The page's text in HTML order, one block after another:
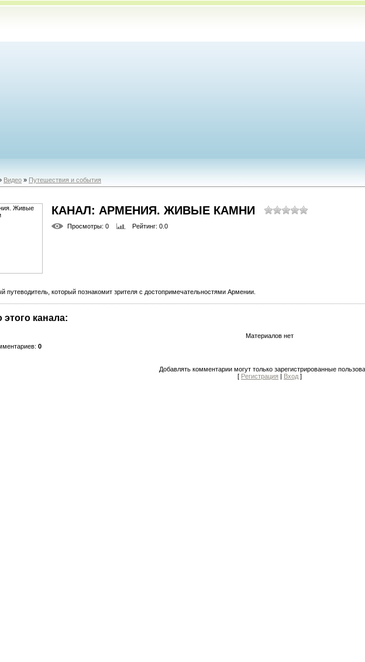
Видео » Путешествия и события
КАНАЛ: АРМЕНИЯ. ЖИВЫЕ КАМНИ
Просмотры: 0 Рейтинг: 0.0
путеводитель, который познакомит зрителя с достопримечательностями Армении.
этого канала:
Материалов нет
:0
Добавлять комментарии могут только зарегистрированные
[ Регистрация | Вход ]